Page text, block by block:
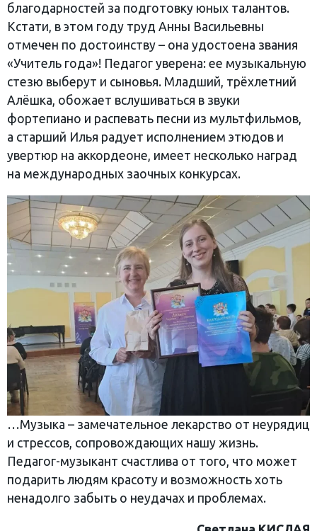
благодарностей за подготовку юных талантов.
Кстати, в этом году труд Анны Васильевны
отмечен по достоинству – она удостоена звания
«Учитель года»! Педагог уверена: ее музыкальную
стезю выберут и сыновья. Младший, трёхлетний
Алёшка, обожает вслушиваться в звуки
фортепиано и распевать песни из мультфильмов,
а старший Илья радует исполнением этюдов и
увертюр на аккордеоне, имеет несколько наград
на международных заочных конкурсах.
…Музыка – замечательное лекарство от неурядиц
и стрессов, сопровождающих нашу жизнь.
Педагог-музыкант счастлива от того, что может
подарить людям красоту и возможность хоть
ненадолго забыть о неудачах и проблемах.